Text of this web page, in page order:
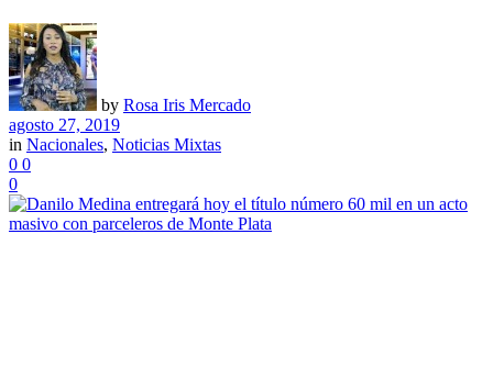
by Rosa Iris Mercado
agosto 27, 2019
in Nacionales, Noticias Mixtas
0 0
0